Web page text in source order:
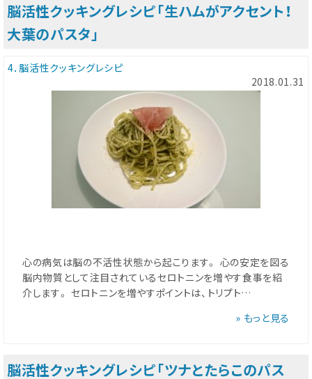
脳活性クッキングレシピ「生ハムがアクセント！
大葉のパスタ」
4．脳活性クッキングレシピ
2018.01.31
心の病気は脳の不活性状態から起こります。 心の安定を図る
脳内物質として注目されているセロトニンを増やす食事を紹
介します。 セロトニンを増やすポイントは、トリプト…
» もっと見る
脳活性クッキングレシピ「ツナとたらこのパス